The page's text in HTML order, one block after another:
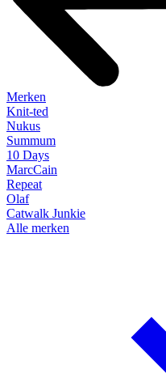
Merken
Knit-ted
Nukus
Summum
10 Days
MarcCain
Repeat
Olaf
Catwalk Junkie
Alle merken